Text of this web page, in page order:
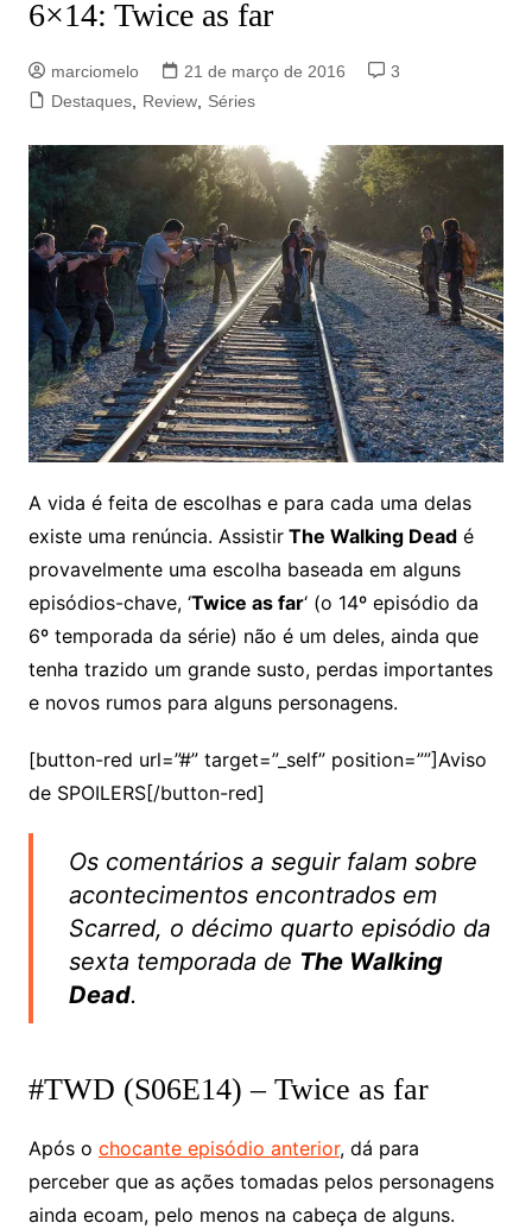
6×14: Twice as far
marciomelo 21 de março de 2016
3
Destaques, Review, Séries
A vida é feita de escolhas e para cada uma delas
existe uma renúncia. AssistirThe Walking Deadé
provavelmente uma escolha baseada em alguns
episódios-chave, ‘Twice as far‘ (o 14º episódio da
6º temporada da série) não é um deles, ainda que
tenha trazido um grande susto, perdas importantes
e novos rumos para alguns personagens.
[button-red url=”#” target=”_self” position=””]Aviso
de SPOILERS[/button-red]
Os comentários a seguir falam sobre
acontecimentos encontrados em
Scarred, o décimo quarto episódio da
sexta temporada de The Walking
Dead.
#TWD (S06E14) – Twice as far
Após o chocante episódio anterior, dá para
perceber que as ações tomadas pelos personagens
ainda ecoam, pelo menos na cabeça de alguns.